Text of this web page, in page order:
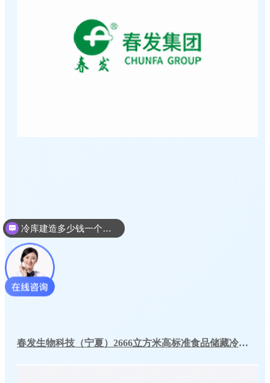
春发生物科技（宁夏）2666立方米高标准食品储藏冷库工程案例
冷库建造设计方案